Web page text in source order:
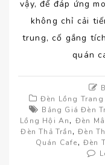
vậy, để đáp ứng
không chỉ cải
trung, cố gắng
quán
Đèn Lồng Trang
Bảng Giá Đèn
Lồng Hội An, Đèn
Đèn Thả Trần,Đèn
Quán Cafe, Đèn